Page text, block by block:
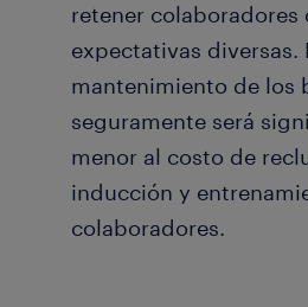
retener colaboradores
expectativas diversas.
mantenimiento de los
seguramente será
menor al costo de
inducción y
colaboradores.